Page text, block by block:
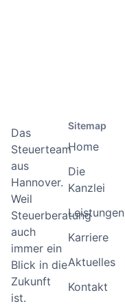
Das
Steuerteam
aus
Hannover.
Weil
Steuerberatung
auch
immer ein
Blick in die
Zukunft
ist.
Sitemap
Home
Die
Kanzlei
Leistungen
Karriere
Aktuelles
Kontakt